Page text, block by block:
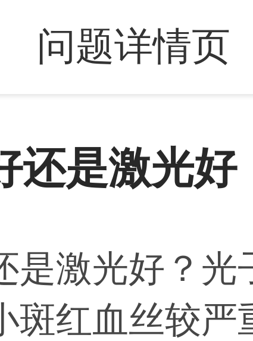
问题详情页
还是激光好
是激光好？光
斑红血丝较严